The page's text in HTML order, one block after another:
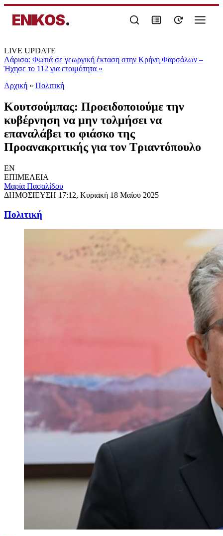
ENIKOS.
LIVE UPDATE
Λάρισα: Φωτιά σε γεωργική έκταση στην Κρήνη Φαρσάλων –
Ήχησε το 112 για ετοιμότητα »
Αρχική » Πολιτική
Κουτσούμπας: Προειδοποιούμε την
κυβέρνηση να μην τολμήσει να
επαναλάβει το φιάσκο της
Προανακριτικής για τον Τριαντόπουλο
EN
ΕΠΙΜΕΛΕΙΑ
Μαρία Πασαλίδου
ΔΗΜΟΣΙΕΥΣΗ 17:12, Κυριακή 18 Μαΐου 2025
Πολιτική